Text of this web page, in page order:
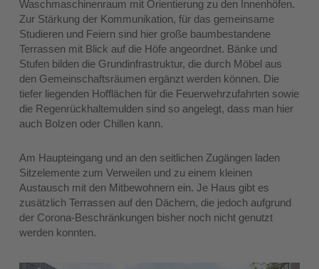
Waschmaschinenraum mit Orientierung zu den Innenhöfen.
Zur Stärkung der Kommunikation, für das gemeinsame
Studieren und Feiern sind hier große baumbestandene
Terrassen mit Blick auf die Höfe angeordnet. Bänke und
Stufen bilden die Grundinfrastruktur, die durch Möbel aus
den Gemeinschaftsräumen ergänzt werden können. Die
tiefer liegenden Hofflächen für die Feuerwehrzufahrten sowie
die Regenrückhaltemulden sind so angelegt, dass man hier
auch Bolzen oder Chillen kann.
Am Haupteingang und an den seitlichen Zugängen laden
Sitzelemente zum Verweilen und zu einem kleinen
Austausch mit den Mitbewohnern ein. Je Haus gibt es
zusätzlich Terrassen auf den Dächern, die jedoch aufgrund
der Corona-Beschränkungen bisher noch nicht genutzt
werden konnten.